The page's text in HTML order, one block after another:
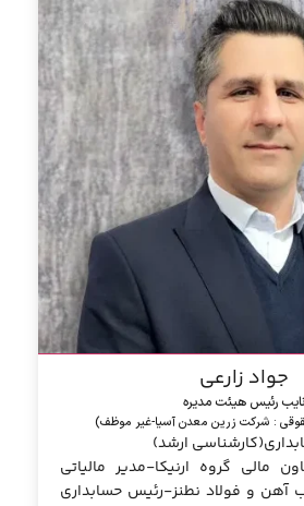
جواد زارعی
نایب رئیس هیئت مدیره
: شرکت زرین معدن آسیا-غیر موظف)
ارشد)
مالی گروه ارنیکا-مدیر مالیاتی
آهن و فولاد نطنز-رئیس حسابداری